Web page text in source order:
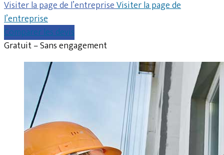
Visiter la page de l’entrepriseVisiter la page de
l’entreprise
Comparer les devis
Gratuit – Sans engagement